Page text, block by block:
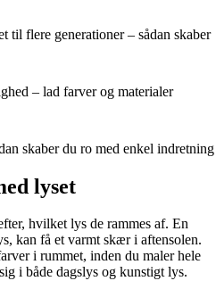
til flere generationer – sådan skaber
– lad farver og materialer
skaber du ro med enkel indretning
lyset
hvilket lys de rammes af. En
kan få et varmt skær i aftensolen.
i rummet, inden du maler hele
i både dagslys og kunstigt lys.